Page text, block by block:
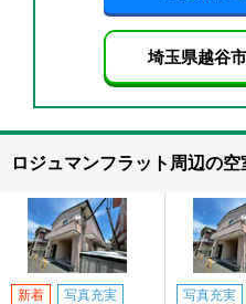
埼玉県越谷
ロジュマンフラット周辺の空
新着 写真充実 写真充実